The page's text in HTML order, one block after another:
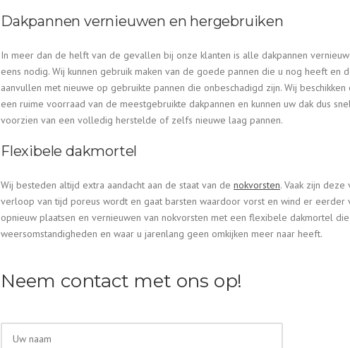
Dakpannen vernieuwen en hergebruiken
In meer dan de helft van de gevallen bij onze klanten is alle dakpannen
eens nodig. Wij kunnen gebruik maken van de goede pannen die u nog heeft en
aanvullen met nieuwe op gebruikte pannen die onbeschadigd zijn. Wij beschikken
een ruime voorraad van de meestgebruikte dakpannen en kunnen uw dak dus
voorzien van een volledig herstelde of zelfs nieuwe laag pannen.
Flexibele dakmortel
Wij besteden altijd extra aandacht aan de staat van de nokvorsten. Vaak zijn
verloop van tijd poreus wordt en gaat barsten waardoor vorst en wind er
opnieuw plaatsen en vernieuwen van nokvorsten met een flexibele dakmortel
weersomstandigheden en waar u jarenlang geen omkijken meer naar heeft.
Neem contact met ons op!